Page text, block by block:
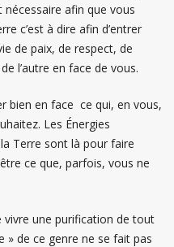
afin que vous
c’est à dire afin d’entrer
de paix, de respect, de
l’autre en face de vous.
bien en face ce qui, en vous,
Les Énergies
Terre sont là pour faire
ce que, parfois, vous ne
une purification de tout
» de ce genre ne se fait pas